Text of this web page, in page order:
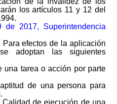
los artículos 11 y 12 del
2017, Superintendencia
Para efectos de la aplicación
adoptan las siguientes
una tarea o acción por parte
de una persona para
Calidad de ejecución de una